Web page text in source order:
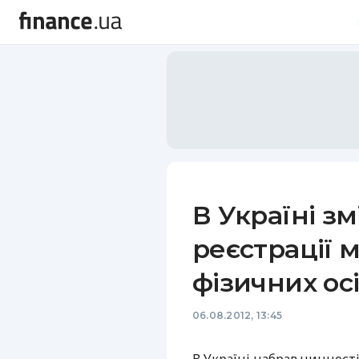
В Україні
реєстрації
фізичних
06.08.2012, 13:45